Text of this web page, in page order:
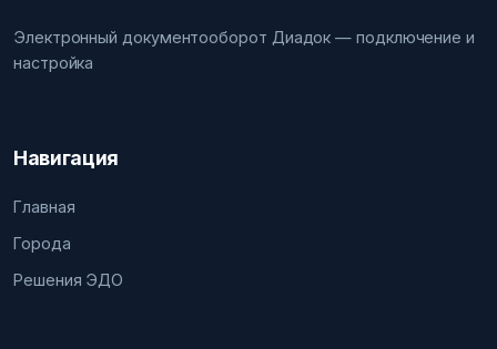
Электронный документооборот Диадок — подключение и
настройка
Навигация
Главная
Города
Решения ЭДО